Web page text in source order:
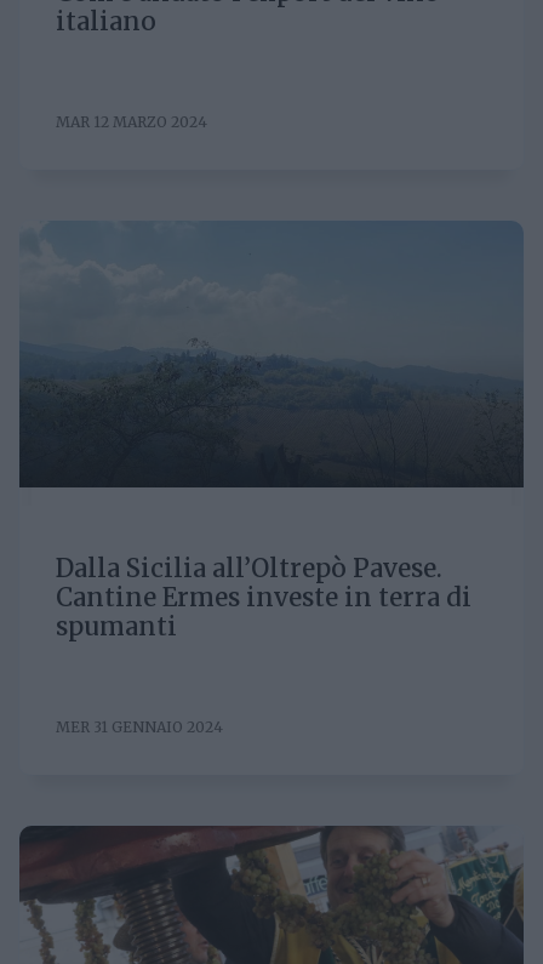
italiano
MAR 12 MARZO 2024
Dalla Sicilia all’Oltrepò Pavese.
Cantine Ermes investe in terra di
spumanti
MER 31 GENNAIO 2024